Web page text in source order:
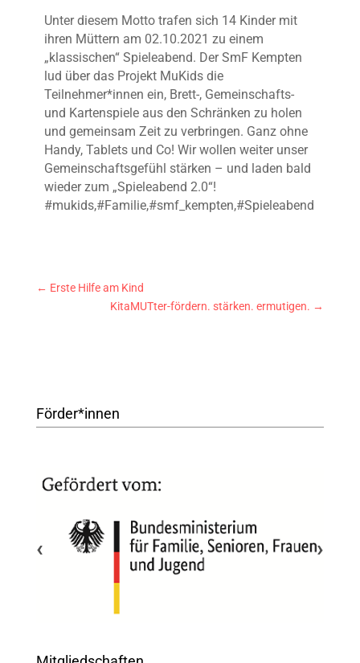
Unter diesem Motto trafen sich 14 Kinder mit
ihren Müttern am 02.10.2021 zu einem
„klassischen“ Spieleabend. Der SmF Kempten
lud über das Projekt MuKids die
Teilnehmer*innen ein, Brett-, Gemeinschafts-
und Kartenspiele aus den Schränken zu holen
und gemeinsam Zeit zu verbringen. Ganz ohne
Handy, Tablets und Co! Wir wollen weiter unser
Gemeinschaftsgefühl stärken – und laden bald
wieder zum „Spieleabend 2.0“!
#mukids,#Familie,#smf_kempten,#Spieleabend
← Erste Hilfe am Kind
KitaMUTter-fördern. stärken. ermutigen. →
Förder*innen
‹ ›